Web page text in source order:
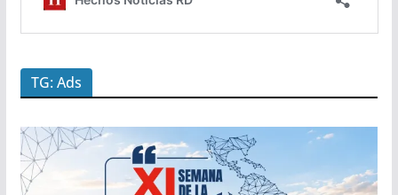
TG: Ads